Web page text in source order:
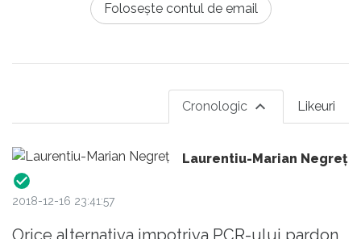
Folosește contul de email
Likeuri
Cronologic
Laurentiu-Marian Negreţ
2018-12-16 23:41:57
Orice alternativa impotriva PCR-ului,pardon